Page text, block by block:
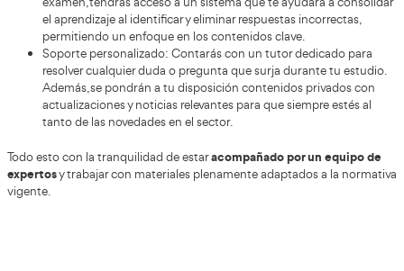
y reeducación vial. Estos cursos están orientados a
han cometido infracciones graves o que requieren
habilidades al volante. Como formador en este ámbito,
contribuirás a mejorar la seguridad vial, sino que
reflexión sobre la importancia del respeto a las normas
peligrosas es otra alternativa destacada. Este trabajo se
capacitar a conductores encargados del traslado de